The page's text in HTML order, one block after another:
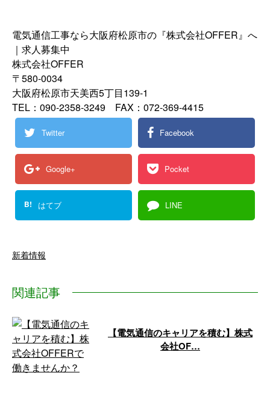
電気通信工事なら大阪府松原市の『株式会社OFFER』へ
｜求人募集中
株式会社OFFER
〒580-0034
大阪府松原市天美西5丁目139-1
TEL：090-2358-3249 FAX：072-369-4415
Twitter Facebook
Google+ Pocket
B! はてブ LINE
新着情報
関連記事
【電気通信のキャリアを積む】株式
会社OF…